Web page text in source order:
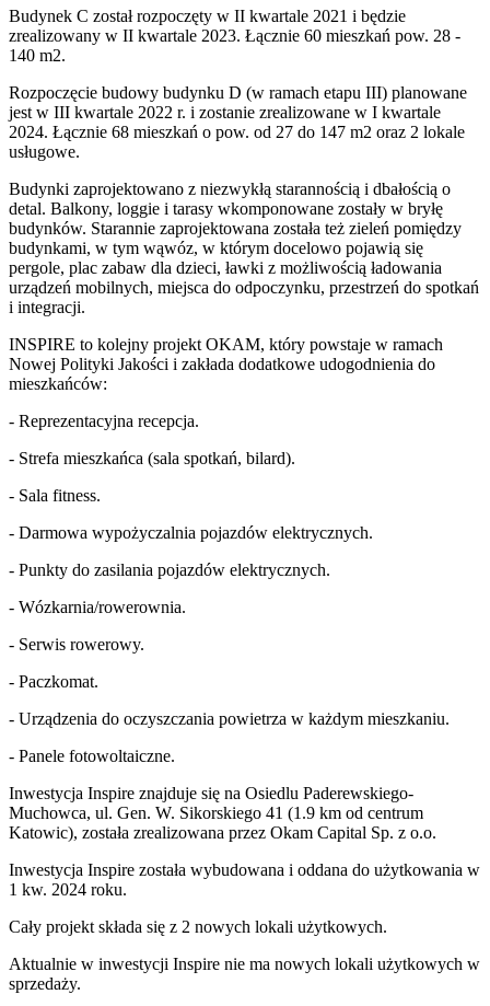
Budynek C został rozpoczęty w II kwartale 2021 i będzie
zrealizowany w II kwartale 2023. Łącznie 60 mieszkań pow. 28 -
140 m2.
Rozpoczęcie budowy budynku D (w ramach etapu III) planowane
jest w III kwartale 2022 r. i zostanie zrealizowane w I kwartale
2024. Łącznie 68 mieszkań o pow. od 27 do 147 m2 oraz 2 lokale
usługowe.
Budynki zaprojektowano z niezwykłą starannością i dbałością o
detal. Balkony, loggie i tarasy wkomponowane zostały w bryłę
budynków. Starannie zaprojektowana została też zieleń pomiędzy
budynkami, w tym wąwóz, w którym docelowo pojawią się
pergole, plac zabaw dla dzieci, ławki z możliwością ładowania
urządzeń mobilnych, miejsca do odpoczynku, przestrzeń do spotkań
i integracji.
INSPIRE to kolejny projekt OKAM, który powstaje w ramach
Nowej Polityki Jakości i zakłada dodatkowe udogodnienia do
mieszkańców:
- Reprezentacyjna recepcja.
- Strefa mieszkańca (sala spotkań, bilard).
- Sala fitness.
- Darmowa wypożyczalnia pojazdów elektrycznych.
- Punkty do zasilania pojazdów elektrycznych.
- Wózkarnia/rowerownia.
- Serwis rowerowy.
- Paczkomat.
- Urządzenia do oczyszczania powietrza w każdym mieszkaniu.
- Panele fotowoltaiczne.
Inwestycja Inspire znajduje się na Osiedlu Paderewskiego-
Muchowca, ul. Gen. W. Sikorskiego 41 (1.9 km od centrum
Katowic), została zrealizowana przez Okam Capital Sp. z o.o.
Inwestycja Inspire została wybudowana i oddana do użytkowania w
1 kw. 2024 roku.
Cały projekt składa się z 2 nowych lokali użytkowych.
Aktualnie w inwestycji Inspire nie ma nowych lokali użytkowych w
sprzedaży.